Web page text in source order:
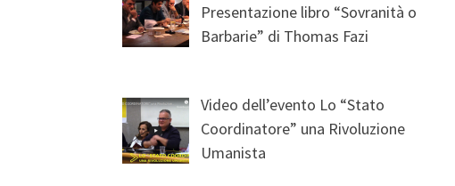
Presentazione libro “Sovranità o
Barbarie” di Thomas Fazi
Video dell’evento Lo “Stato
Coordinatore” una Rivoluzione
Umanista